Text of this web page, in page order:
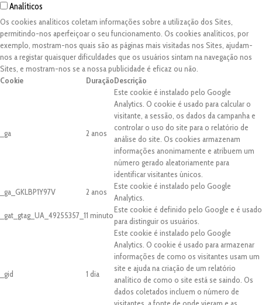
Analíticos
Os cookies analíticos coletam informações sobre a utilização dos Sites,
permitindo-nos aperfeiçoar o seu funcionamento. Os cookies analíticos, por
exemplo, mostram-nos quais são as páginas mais visitadas nos Sites, ajudam-
nos a registar quaisquer dificuldades que os usuários sintam na navegação nos
Sites, e mostram-nos se a nossa publicidade é eficaz ou não.
Cookie
DuraçãoDescrição
_ga 2 anos
Este cookie é instalado pelo Google
Analytics. O cookie é usado para calcular o
visitante, a sessão, os dados da campanha e
controlar o uso do site para o relatório de
análise do site. Os cookies armazenam
informações anonimamente e atribuem um
número gerado aleatoriamente para
identificar visitantes únicos.
_ga_GKLBP1Y97V
2 anos
Este cookie é instalado pelo Google
Analytics.
_gat_gtag_UA_49255357_11 minuto
Este cookie é definido pelo Google e é usado
para distinguir os usuários.
_gid 1 dia
Este cookie é instalado pelo Google
Analytics. O cookie é usado para armazenar
informações de como os visitantes usam um
site e ajuda na criação de um relatório
analítico de como o site está se saindo. Os
dados coletados incluem o número de